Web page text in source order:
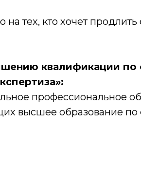
на тех, кто хочет
квалификации по
профессиональное
высшее образование